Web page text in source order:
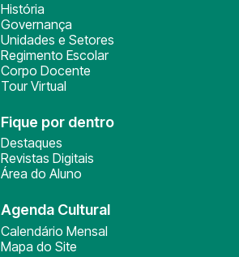
História
Governança
Unidades e Setores
Regimento Escolar
Corpo Docente
Tour Virtual
Fique por dentro
Destaques
Revistas Digitais
Área do Aluno
Agenda Cultural
Calendário Mensal
Mapa do Site